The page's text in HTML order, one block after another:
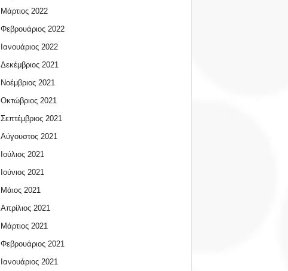
Μάρτιος 2022
Φεβρουάριος 2022
Ιανουάριος 2022
Δεκέμβριος 2021
Νοέμβριος 2021
Οκτώβριος 2021
Σεπτέμβριος 2021
Αύγουστος 2021
Ιούλιος 2021
Ιούνιος 2021
Μάιος 2021
Απρίλιος 2021
Μάρτιος 2021
Φεβρουάριος 2021
Ιανουάριος 2021